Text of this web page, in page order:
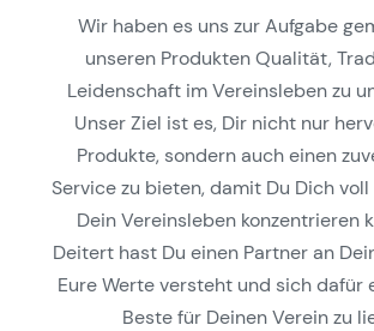
Wir haben es uns zur Aufgabe
unseren Produkten Qualität,
Leidenschaft im Vereinsleben zu
Unser Ziel ist es, Dir nicht nur
Produkte, sondern auch einen
Service zu bieten, damit Du Dich
Dein Vereinsleben konzentrieren
Deitert hast Du einen Partner an
Eure Werte versteht und sich dafür
Beste für Deinen Verein zu